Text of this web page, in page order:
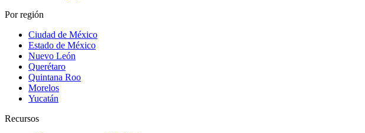
Por región
Ciudad de México
Estado de México
Nuevo León
Querétaro
Quintana Roo
Morelos
Yucatán
Recursos